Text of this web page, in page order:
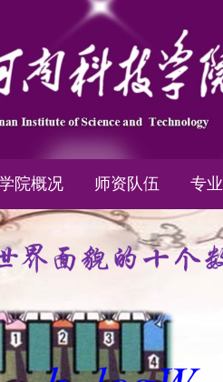
院概况 师资队伍 专